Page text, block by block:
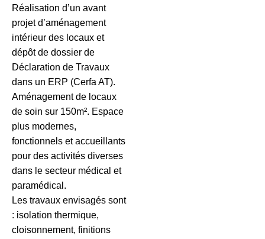
Réalisation d’un avant
projet d’aménagement
intérieur des locaux et
dépôt de dossier de
Déclaration de Travaux
dans un ERP (Cerfa AT).
Aménagement de locaux
de soin sur 150m². Espace
plus modernes,
fonctionnels et accueillants
pour des activités diverses
dans le secteur médical et
paramédical.
Les travaux envisagés sont
: isolation thermique,
cloisonnement, finitions